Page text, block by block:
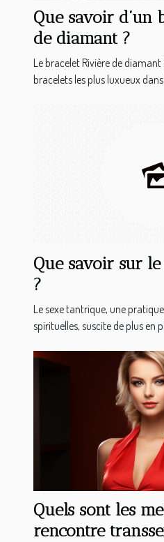
Que savoir d’un
de diamant ?
Le bracelet Rivière de
bracelets les plus luxueux
Que savoir sur
?
Le sexe tantrique, une
spirituelles, suscite de plus en
Quels sont les
rencontre